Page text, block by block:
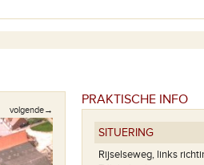
volgende→
PRAKTISCHE INFO
SITUERING
Rijselseweg, links